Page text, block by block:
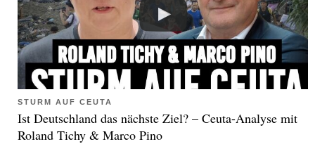
STURM AUF CEUTA
Ist Deutschland das nächste Ziel? – Ceuta-Analyse mit
Roland Tichy & Marco Pino